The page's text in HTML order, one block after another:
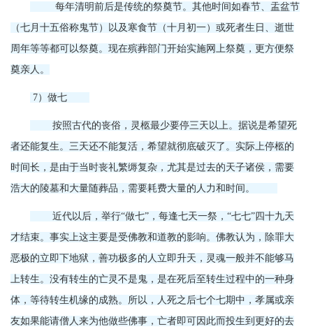
每年清明前后是传统的祭奠节。其他时间如春节、盂盆节
（七月十五俗称鬼节）以及寒食节（十月初一）或死者生日、逝世
周年等等都可以祭奠。现在殡葬部门开始实施网上祭奠，更方便祭
奠亲人。
7）做七
按照古代的丧俗，灵柩最少要停三天以上。据说是希望死
者还能复生。三天还不能复活，希望就彻底破灭了。实际上停柩的
时间长，是由于当时丧礼繁缛复杂，尤其是过去的天子诸侯，需要
浩大的陵墓和大量随葬品，需要耗费大量的人力和时间。
近代以后，举行“做七”，每逢七天一祭，“七七”四十九天
才结束。事实上这主要是受佛教和道教的影响。佛教认为，除罪大
恶极的立即下地狱，善功极多的人立即升天，灵魂一般并不能够马
上转生。没有转生的亡灵不是鬼，是在死后至转生过程中的一种身
体，等待转生机缘的成熟。所以，人死之后七个七期中，孝属或亲
友如果能请僧人来为他做些佛事，亡者即可因此而投生到更好的去